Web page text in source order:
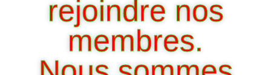
rejoindre nos
membres.